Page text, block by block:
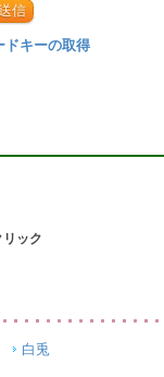
信
ドキーの取得
ック
白兎